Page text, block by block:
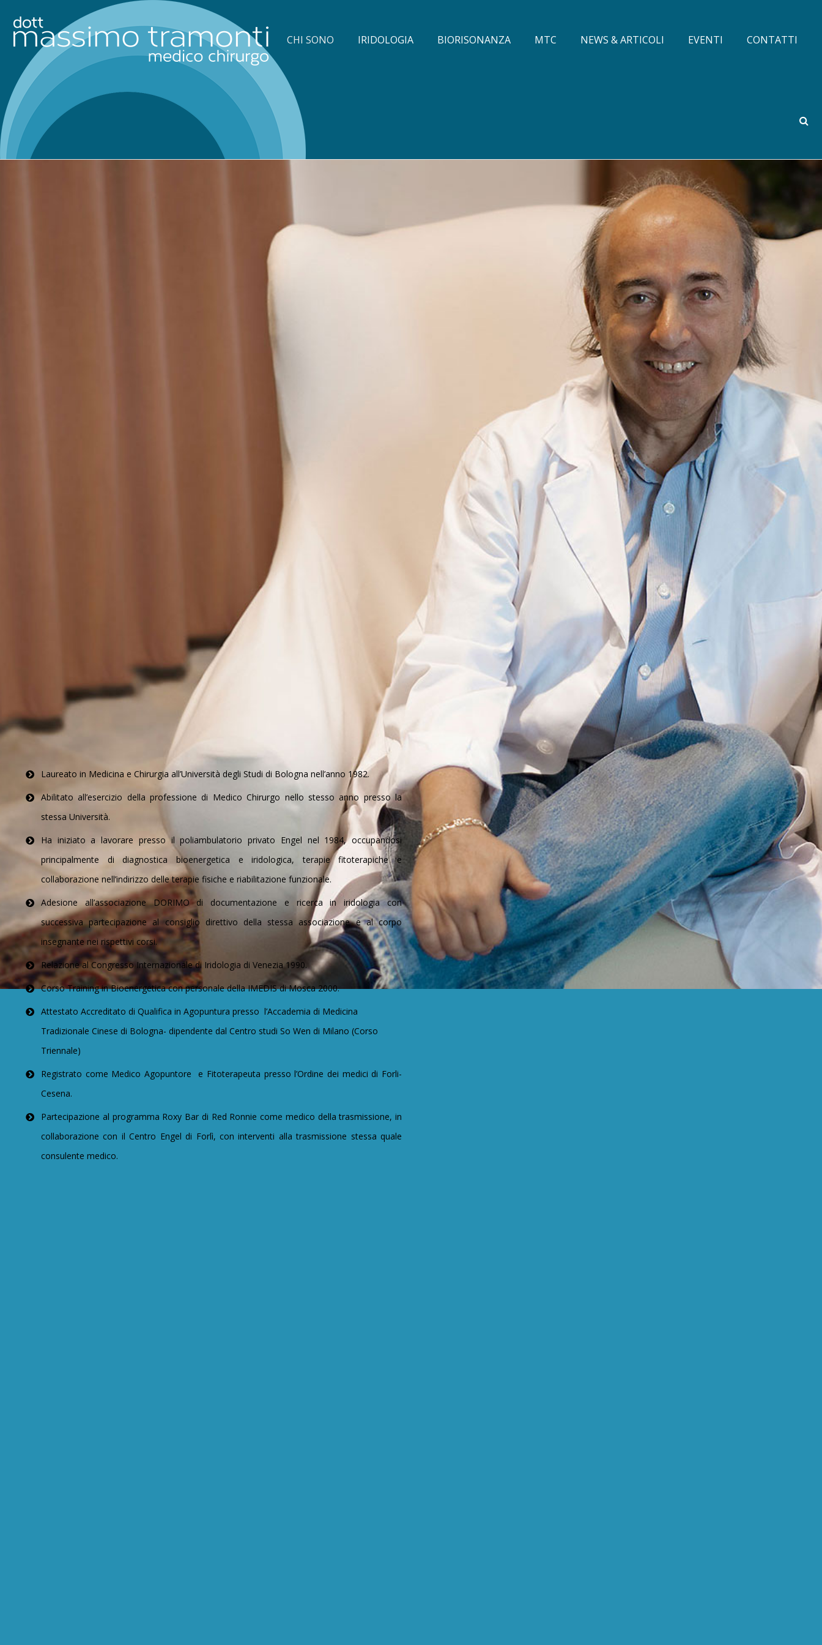
CHI SONO IRIDOLOGIA BIORISONANZA MTC NEWS & ARTICOLI EVENTI CONTATTI
Laureato in Medicina e Chirurgia all’Università degli Studi di Bologna nell’anno 1982.
Abilitato all’esercizio della professione di Medico Chirurgo nello stesso anno presso la
stessa Università.
Ha iniziato a lavorare presso il poliambulatorio privato Engel nel 1984, occupandosi
principalmente di diagnostica bioenergetica e iridologica, terapie fitoterapiche e
collaborazione nell’indirizzo delle terapie fisiche e riabilitazione funzionale.
Adesione all’associazione DORIMO di documentazione e ricerca in iridologia con
successiva partecipazione al consiglio direttivo della stessa associazione e al corpo
insegnante nei rispettivi corsi.
Relazione al Congresso Internazionale di Iridologia di Venezia 1990.
Corso Training in Bioenergetica con personale della IMEDIS di Mosca 2000.
Attestato Accreditato di Qualifica in Agopuntura presso l’Accademia di Medicina
Tradizionale Cinese di Bologna- dipendente dal Centro studi So Wen di Milano (Corso
Triennale)
Registrato come Medico Agopuntore e Fitoterapeuta presso l’Ordine dei medici di Forli-
Cesena.
Partecipazione al programma Roxy Bar di Red Ronnie come medico della trasmissione, in
collaborazione con il Centro Engel di Forlì, con interventi alla trasmissione stessa quale
consulente medico.